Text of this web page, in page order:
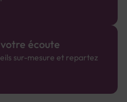
écoute
sur-mesure et repartez